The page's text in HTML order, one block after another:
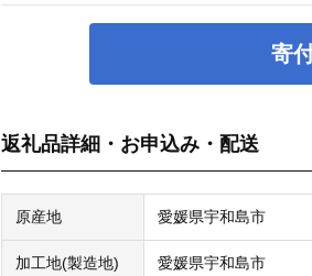
寄
返礼品詳細・お申込み・配送
原産地 愛媛県宇和島市
加工地(製造地) 愛媛県宇和島市